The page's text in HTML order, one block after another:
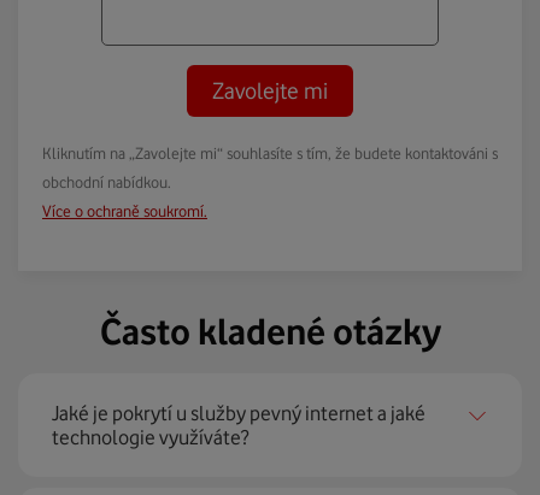
Zavolejte mi
Kliknutím na „Zavolejte mi“ souhlasíte s tím, že budete kontaktováni s
obchodní nabídkou.
Více o ochraně soukromí.
Často kladené otázky
Jaké je pokrytí u služby pevný internet a jaké
technologie využíváte?